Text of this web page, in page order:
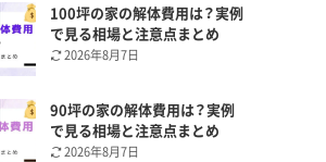
100坪の家の解体費用は？実例
で見る相場と注意点まとめ
2026年8月7日
90坪の家の解体費用は？実例
で見る相場と注意点まとめ
2026年8月7日